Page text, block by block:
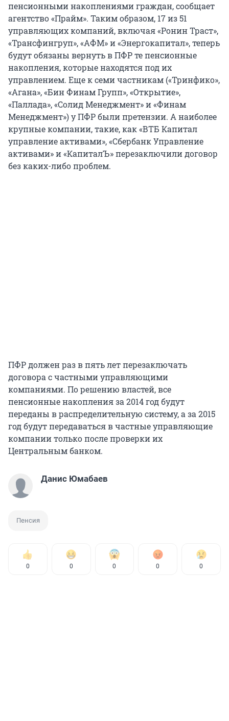
пенсионными накоплениями граждан, сообщает
агентство «Прайм». Таким образом, 17 из 51
управляющих компаний, включая «Ронин Траст»,
«Трансфингруп», «АФМ» и «Энергокапитал», теперь
будут обязаны вернуть в ПФР те пенсионные
накопления, которые находятся под их
управлением. Еще к семи частникам («Тринфико»,
«Агана», «Бин Финам Групп», «Открытие»,
«Паллада», «Солид Менеджмент» и «Финам
Менеджмент») у ПФР были претензии. А наиболее
крупные компании, такие, как «ВТБ Капитал
управление активами», «Сбербанк Управление
активами» и «КапиталЪ» перезаключили договор
без каких-либо проблем.
ПФР должен раз в пять лет перезаключать
договора с частными управляющими
компаниями. По решению властей, все
пенсионные накопления за 2014 год будут
переданы в распределительную систему, а за 2015
год будут передаваться в частные управляющие
компании только после проверки их
Центральным банком.
Данис Юмабаев
Пенсия
0 0 0 0 0